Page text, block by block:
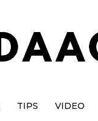
TIPS VIDEO